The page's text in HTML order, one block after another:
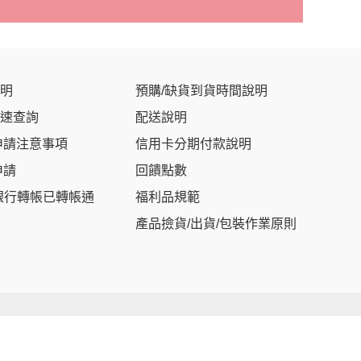
查詢
注意事項
請
行轉帳已轉帳通
預購/缺貨到貨時間說明
配送說明
信用卡分期付款說明
回饋點數
福利品規範
產品撿貨/出貨/包裝作業原則